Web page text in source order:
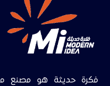
فكرة حديثة هو مصنع